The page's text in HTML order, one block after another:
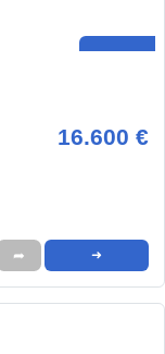
16.600 €
➦ ➜